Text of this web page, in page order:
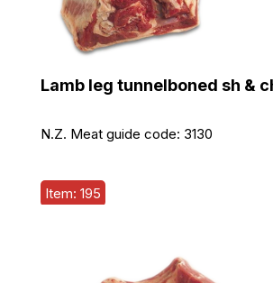
Lamb leg tunnelboned sh &
N.Z. Meat guide code: 3130
Item: 195